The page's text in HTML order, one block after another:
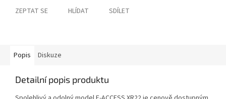
ZEPTAT SE HLÍDAT SDÍLET
Popis Diskuze
Detailní popis produktu